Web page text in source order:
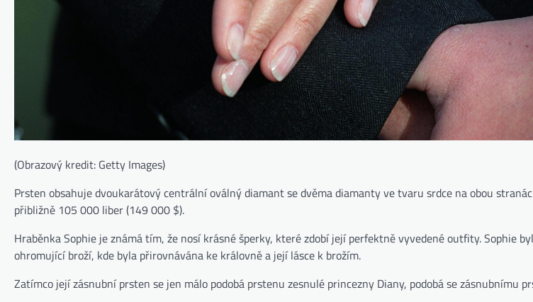
(Obrazový kredit: Getty Images)
Prsten obsahuje dvoukarátový centrální oválný diamant se dvěma diamanty ve tvaru srdce na obou
přibližně 105 000 liber (149 000 $).
Hraběnka Sophie je známá tím, že nosí krásné šperky, které zdobí její perfektně vyvedené outfity. Sophie
ohromující broží, kde byla přirovnávána ke královně a její lásce k brožím.
Zatímco její zásnubní prsten se jen málo podobá prstenu zesnulé princezny Diany, podobá se zásnubnímu